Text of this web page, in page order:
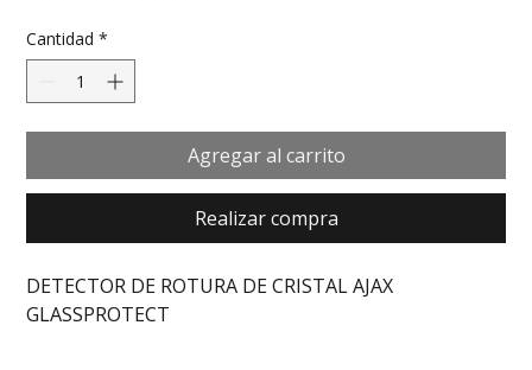
Cantidad *
Agregar al carrito
Realizar compra
DETECTOR DE ROTURA DE CRISTAL AJAX
GLASSPROTECT